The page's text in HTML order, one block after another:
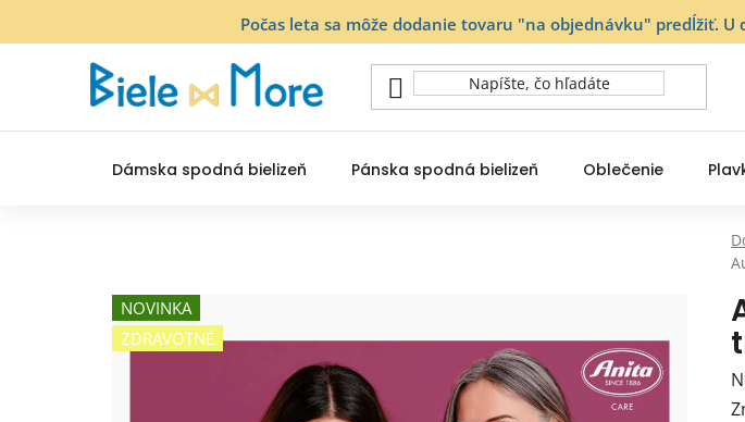
Počas leta sa môže dodanie tovaru "na objednávku" predĺžiť.
Dámska spodná bielizeň Pánska spodná bielizeň Oblečenie
NOVINKA
ZDRAVOTNÉ